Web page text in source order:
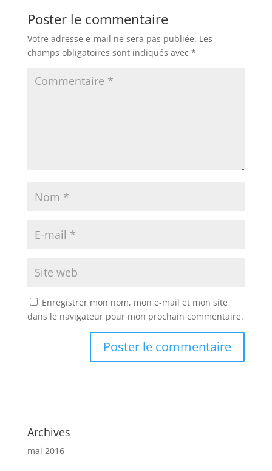
Poster le commentaire
Votre adresse e-mail ne sera pas publiée. Les
champs obligatoires sont indiqués avec *
Enregistrer mon nom, mon e-mail et mon site
dans le navigateur pour mon prochain commentaire.
Archives
mai 2016